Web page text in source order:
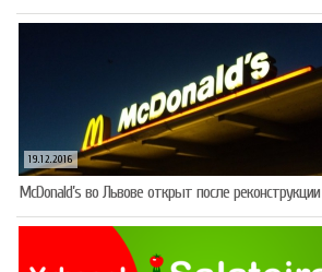
19.12.2016
McDonald’s во Львове открыт после реконструкции